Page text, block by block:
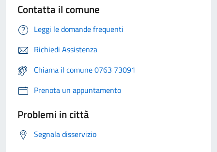
Contatta il comune
Leggi le domande frequenti
Richiedi Assistenza
Chiama il comune 0763 73091
Prenota un appuntamento
Problemi in città
Segnala disservizio